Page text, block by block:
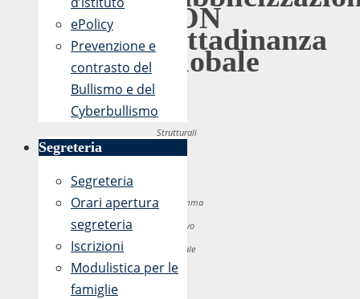
PON
Cittadinanza
Globale
Fondi
Strutturali
Europei
Programma
Operativo
Nazionale
“Per
ePolicy
Prevenzione e
contrasto del
Bullismo e del
Cyberbullismo
Segreteria
Segreteria
Orari apertura
segreteria
Iscrizioni
Modulistica per le
famiglie